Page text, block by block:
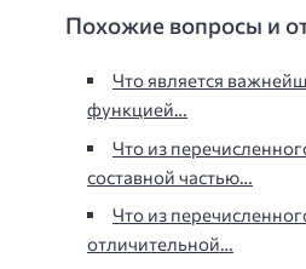
Похожие вопросы и
Что является
функцией…
Что из
составной частью…
Что из
отличительной…